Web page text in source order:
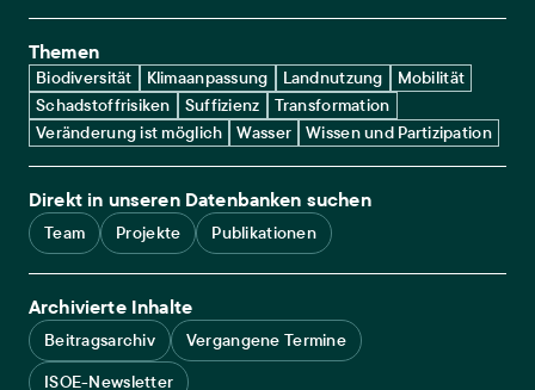
Themen
Biodiversität Klimaanpassung Landnutzung
Mobilität
Schadstoffrisiken
Suffizienz
Transformation
Veränderung ist möglich
Wasser Wissen und Partizipation
Direkt in unseren Datenbanken suchen
Team Projekte Publikationen
Archivierte Inhalte
Beitragsarchiv
Vergangene Termine
ISOE-Newsletter